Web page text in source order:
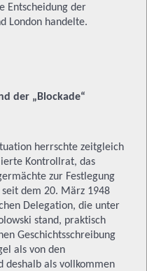
Entscheidung der
London handelte.
der „Blockade“
herrschte zeitgleich
Kontrollrat, das
zur Festlegung
dem 20. März 1948
Delegation, die unter
stand, praktisch
Geschichtsschreibung
als von den
deshalb als vollkommen